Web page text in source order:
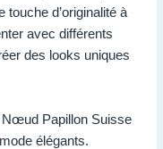
touche d’originalité à
avec différents
des looks uniques
Papillon Suisse
élégants.